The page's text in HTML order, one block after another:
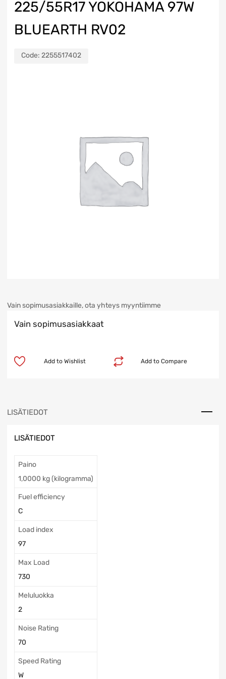
225/55R17 YOKOHAMA 97W
BLUEARTH RV02
Code: 2255517402
Vain sopimusasiakkaille, ota yhteys myyntiimme
Vain sopimusasiakkaat
Add to Compare
Add to Wishlist
LISÄTIEDOT
LISÄTIEDOT
Paino
1,0000 kg (kilogramma)
Fuel efficiency
C
Load index
97
Max Load
730
Meluluokka
2
Noise Rating
70
Speed Rating
W